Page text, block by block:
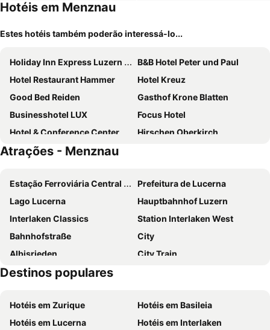
Hotéis em Menznau
Estes hotéis também poderão interessá-lo...
Holiday Inn Express Luzern - Neuenkirch By Ihg
B&B Hotel Peter und Paul
Hotel Restaurant Hammer
Hotel Kreuz
Good Bed Reiden
Gasthof Krone Blatten
Businesshotel LUX
Focus Hotel
Hotel & Conference Center Sempachersee
Hirschen Oberkirch
Hotel Zum Roten Löwen
Sonne Seehotel
Hotel Thorenberg
Hotel Bären
feRUS Hotel
Easy - Living Budget Rooms
Sonne
Château Gütsch
Atrações - Menznau
Estação Ferroviária Central de Berna
Prefeitura de Lucerna
Lago Lucerna
Hauptbahnhof Luzern
Interlaken Classics
Station Interlaken West
Bahnhofstraße
City
Albisrieden
City Train
Station Interlaken East
Zollikon Train Station
Lucerne Festival in Summer
Stadthaus
Altstetten
Destinos populares
Hotéis em Zurique
Hotéis em Basileia
Hotéis em Lucerna
Hotéis em Interlaken